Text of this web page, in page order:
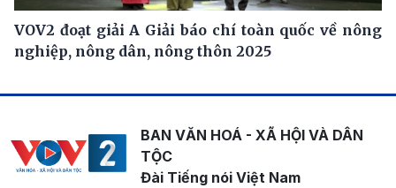
VOV2 đoạt giải A Giải báo chí toàn quốc về nông
nghiệp, nông dân, nông thôn 2025
BAN VĂN HOÁ - XÃ HỘI VÀ DÂN
TỘC
Đài Tiếng nói Việt Nam